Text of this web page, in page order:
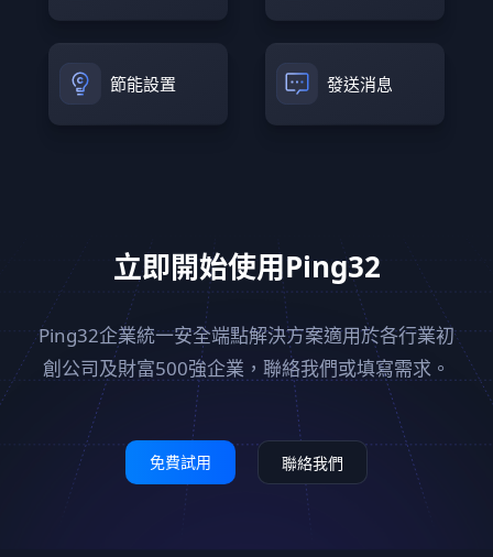
節能設置 發送消息
立即開始使用Ping32
Ping32企業統一安全端點解決方案適用於各行業初
創公司及財富500強企業，聯絡我們或填寫需求。
免費試用 聯絡我們